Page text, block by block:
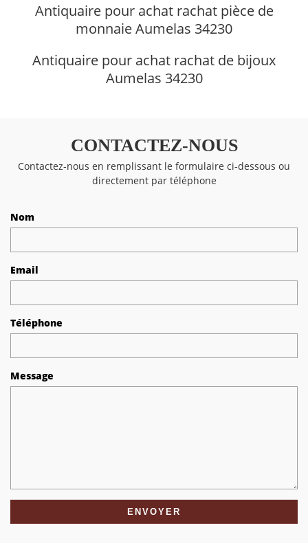
Antiquaire pour achat rachat pièce de
monnaie Aumelas 34230
Antiquaire pour achat rachat de bijoux
Aumelas 34230
CONTACTEZ-NOUS
Contactez-nous en remplissant le formulaire ci-dessous ou
directement par téléphone
Nom
Email
Téléphone
Message